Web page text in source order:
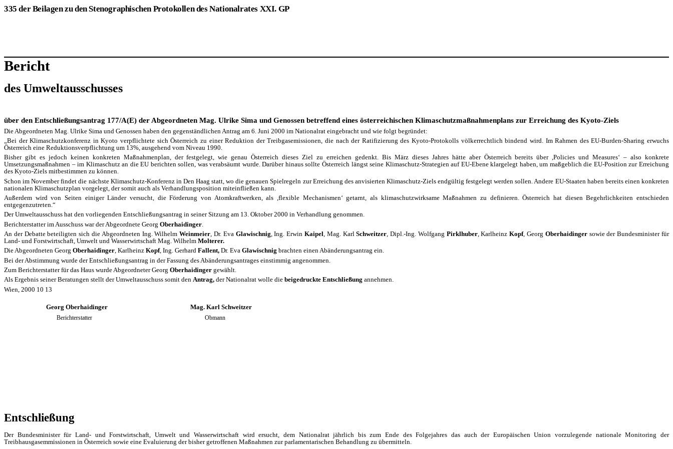
335 der Beilagen zu den Stenographischen Protokollen des Nationalrates XXI. GP
Bericht
des Umweltausschusses
über den Entschließungsantrag 177/A(E) der Abgeordneten Mag. Ulrike Sima und Genossen betreffend eines österreichischen Klimaschutzmaßnahmenplans zur Erreichung des Kyoto-Ziels
Die Abgeordneten Mag. Ulrike Sima und Genossen haben den gegenständlichen Antrag am 6. Juni 2000 im Nationalrat eingebracht und wie folgt begründet:
„Bei der Klimaschutzkonferenz in Kyoto verpflichtete sich Österreich zu einer Reduktion der Treibgas­emissionen, die nach der Ratifizierung des Kyoto-Protokolls völkerrechtlich bindend wird. Im Rahmen des EU-Burden-Sharing erwuchs
Österreich eine Reduktionsverpflichtung um 13%, ausgehend vom Niveau 1990.
Bisher gibt es jedoch keinen konkreten Maßnahmenplan, der festgelegt, wie genau Österreich dieses Ziel zu erreichen gedenkt. Bis März dieses Jahres hätte aber Österreich bereits über ,Policies und Measures‘ – also konkrete
Umsetzungsmaßnahmen – im Klimaschutz an die EU berichten sollen, was verabsäumt wurde. Darüber hinaus sollte Österreich längst seine Klimaschutz-Strategien auf EU-Ebene klargelegt haben, um maßgeblich die EU-Position zur Erreichung
des Kyoto-Ziels mitbestimmen zu können.
Schon im November findet die nächste Klimaschutz-Konferenz in Den Haag statt, wo die genauen Spielregeln zur Erreichung des anvisierten Klimaschutz-Ziels endgültig festgelegt werden sollen. Andere EU-Staaten haben bereits einen konkreten
nationalen Klimaschutzplan vorgelegt, der somit auch als Verhandlungsposition miteinfließen kann.
Außerdem wird von Seiten einiger Länder versucht, die Förderung von Atomkraftwerken, als ,flexible Mechanismen‘ getarnt, als klimaschutzwirksame Maßnahmen zu definieren. Österreich hat diesen Be­gehrlichkeiten entschieden
entgegenzutreten.“
Der Umweltausschuss hat den vorliegenden Entschließungsantrag in seiner Sitzung am 13. Oktober 2000 in Verhandlung genommen.
Berichterstatter im Ausschuss war der Abgeordnete Georg Oberhaidinger
An der Debatte beteiligten sich die Abgeordneten Ing. WilhelmWeinmeier, Dr. Eva Glawischnig, Ing. Erwin Kaipel, Mag. KarlSchweitzer, Dipl.-Ing. Wolfgang Pirklhuber, KarlheinzKopf, Georg Oberhaidingersowie der Bundesminister für
Land- und Forstwirtschaft, Umwelt und Wasserwirtschaft Mag. Wilhelm Molterer.
Die Abgeordneten Georg Oberhaidinger, Karlheinz Kopf, Ing. Gerhard Fallent, Dr. Eva Glawischnig brachten einen Abänderungsantrag ein.
Bei der Abstimmung wurde der Entschließungsantrag in der Fassung des Abänderungsantrages einstimmig angenommen.
Zum Berichterstatter für das Haus wurde Abgeordneter Georg Oberhaidinger gewählt.
Als Ergebnis seiner Beratungen stellt der Umweltausschuss somit den Antrag, der Nationalrat wolle die beigedruckte Entschließung annehmen.
Wien, 2000 10 13
Georg Oberhaidinger Mag. Karl Schweitzer
Berichterstatter Obmann
Entschließung
Der Bundesminister für Land- und Forstwirtschaft, Umwelt und Wasserwirtschaft wird ersucht, dem Nationalrat jährlich bis zum Ende des Folgejahres das auch der Europäischen Union vorzulegende nationale Monitoring der
Treibhausgasemmissionen in Österreich sowie eine Evaluierung der bisher getroffenen Maßnahmen zur parlamentarischen Behandlung zu übermitteln.